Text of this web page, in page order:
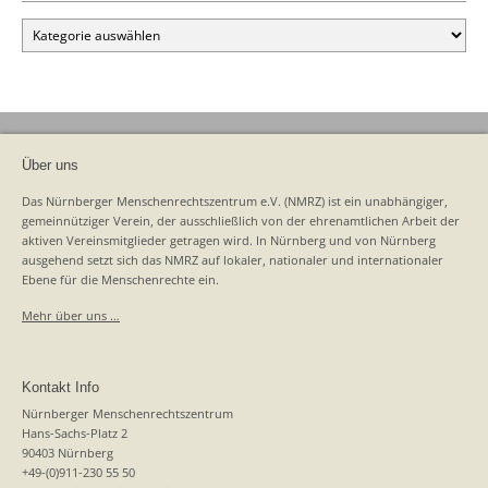
Kategorien
Über uns
Das Nürnberger Menschenrechtszentrum e.V. (NMRZ) ist ein unabhängiger,
gemeinnütziger Verein, der ausschließlich von der ehrenamtlichen Arbeit der
aktiven Vereinsmitglieder getragen wird. In Nürnberg und von Nürnberg
ausgehend setzt sich das NMRZ auf lokaler, nationaler und internationaler
Ebene für die Menschenrechte ein.
Mehr über uns …
Kontakt Info
Nürnberger Menschenrechtszentrum
Hans-Sachs-Platz 2
90403 Nürnberg
+49-(0)911-230 55 50